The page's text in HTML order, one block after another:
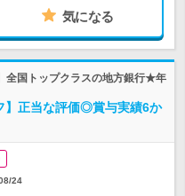
気になる
全国トップクラスの地方銀行★年
】正当な評価◎賞与実績6か
24